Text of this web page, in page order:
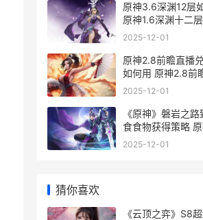
原神3.6深渊12层
原神1.6深渊十二层
2025-12-01
原神2.8前瞻直播
如何用 原神2.8前
几点开始
2025-12-01
《原神》磐岩之
食食物获得策略
之路最难找的几个
2025-12-01
猜你喜欢
《云顶之弈》S8